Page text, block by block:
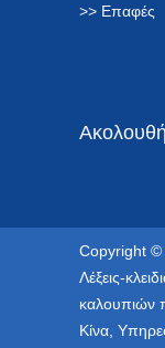
>> Επαφές
Copyright ©
Λέξεις-
καλουπιών
Κίνα